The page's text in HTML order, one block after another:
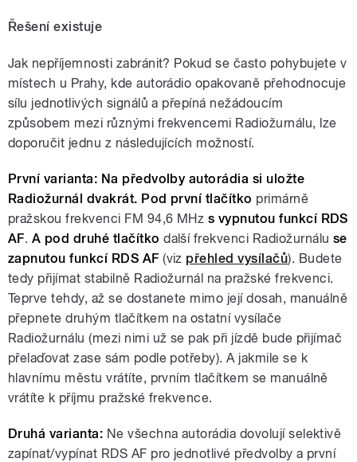
Řešení existuje
Jak nepříjemnosti zabránit? Pokud se často pohybujete v
místech u Prahy, kde autorádio opakovaně přehodnocuje
sílu jednotlivých signálů a přepíná nežádoucím
způsobem mezi různými frekvencemi Radiožurnálu, lze
doporučit jednu z následujících možností.
První varianta: Na předvolby autorádia si uložte
Radiožurnál dvakrát. Pod první tlačítko primárně
pražskou frekvenci FM 94,6 MHz s vypnutou funkcí RDS
AF. A pod druhé tlačítko další frekvenci Radiožurnálu se
zapnutou funkcí RDS AF (viz přehled vysílačů). Budete
tedy přijímat stabilně Radiožurnál na pražské frekvenci.
Teprve tehdy, až se dostanete mimo její dosah, manuálně
přepnete druhým tlačítkem na ostatní vysílače
Radiožurnálu (mezi nimi už se pak při jízdě bude přijímač
přelaďovat zase sám podle potřeby). A jakmile se k
hlavnímu městu vrátíte, prvním tlačítkem se manuálně
vrátíte k příjmu pražské frekvence.
Druhá varianta: Ne všechna autorádia dovolují selektivě
zapínat/vypínat RDS AF pro jednotlivé předvolby a první